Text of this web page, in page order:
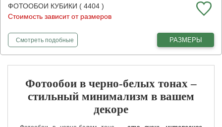
ФОТООБОИ КУБИКИ ( 4404 )
Стоимость зависит от размеров
Смотретьфотообои
подобные РАЗМЕРЫ
Фотообои в черно-белых тонах –
стильный минимализм в вашем
декоре